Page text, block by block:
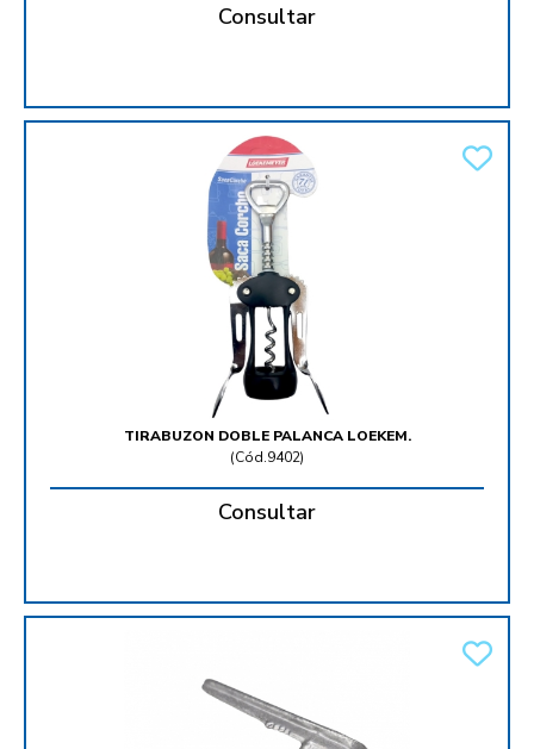
Consultar
TIRABUZON DOBLE PALANCA LOEKEM.
(Cód.9402)
Consultar